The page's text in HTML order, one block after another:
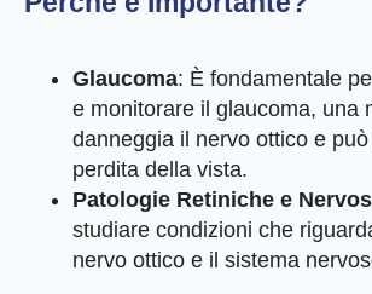
Glaucoma: È fondamentale
e monitorare il glaucoma, una
danneggia il nervo ottico e
perdita della vista.
Patologie Retiniche e
studiare condizioni che
nervo ottico e il sistema